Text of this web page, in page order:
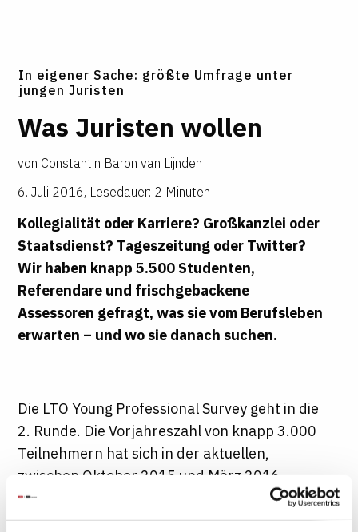
In eigener Sache: größte Umfrage unter
jungen Juristen
Was Juristen wollen
von Constantin Baron van Lijnden
6. Juli 2016, Lesedauer: 2 Minuten
Kollegialität oder Karriere? Großkanzlei oder
Staatsdienst? Tageszeitung oder Twitter?
Wir haben knapp 5.500 Studenten,
Referendare und frischgebackene
Assessoren gefragt, was sie vom Berufsleben
erwarten – und wo sie danach suchen.
Die LTO Young Professional Survey geht in die
2. Runde. Die Vorjahreszahl von knapp 3.000
Teilnehmern hat sich in der aktuellen,
zwischen Oktober 2015 und März 2016
durchgeführten Befragung auf knapp 5.500
erhöht. Die Antworten der größten Umfrage